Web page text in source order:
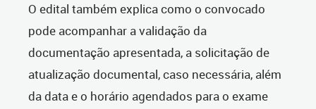
O edital também explica como o convocado
pode acompanhar a validação da
documentação apresentada, a solicitação de
atualização documental, caso necessária, além
da data e o horário agendados para o exame